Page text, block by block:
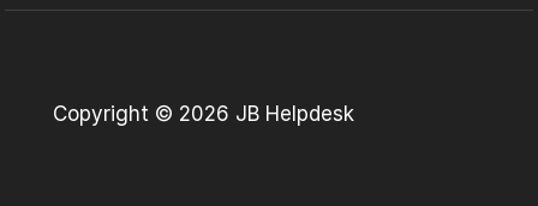
Copyright © 2026 JB Helpdesk